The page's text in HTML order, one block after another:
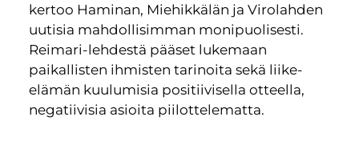
kertoo Haminan, Miehikkälän ja Virolahden
uutisia mahdollisimman monipuolisesti.
Reimari-lehdestä pääset lukemaan
paikallisten ihmisten tarinoita sekä liike-
elämän kuulumisia positiivisella otteella,
negatiivisia asioita piilottelematta.